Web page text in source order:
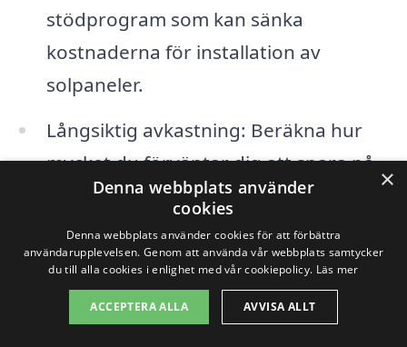
stödprogram som kan sänka
kostnaderna för installation av
solpaneler.
Långsiktig avkastning: Beräkna hur
mycket du förväntar dig att spara på
elräkningen för att avgöra om
investeringen är lönsam.
Det är också värt att notera att
leverantörens rykte och erfarenhet kan
×
Denna webbplats använder
cookies
Denna webbplats använder cookies för att förbättra
användarupplevelsen. Genom att använda vår webbplats samtycker
du till alla cookies i enlighet med vår cookiepolicy. Läs mer
ACCEPTERA ALLA AVVISA ALLT